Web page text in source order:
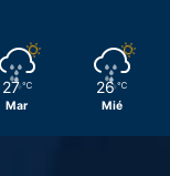
27 ℃
Mar
26 ℃
Mié